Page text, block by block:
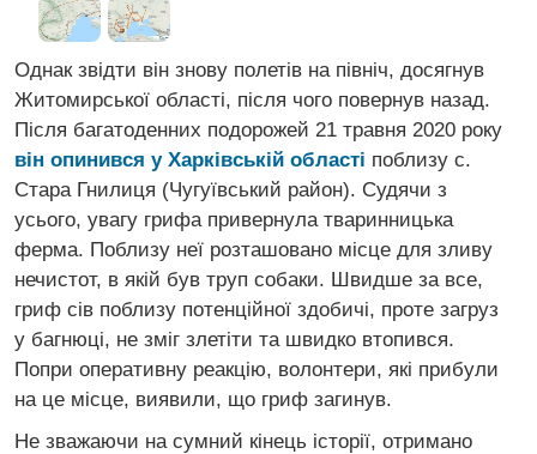
Однак звідти він знову полетів на північ, досягнув
Житомирської області, після чого повернув назад.
Після багатоденних подорожей 21 травня 2020 року
він опинився у Харківській області поблизу с.
Стара Гнилиця (Чугуївський район). Судячи з
усього, увагу грифа привернула тваринницька
ферма. Поблизу неї розташовано місце для зливу
нечистот, в якій був труп собаки. Швидше за все,
гриф сів поблизу потенційної здобичі, проте загруз
у багнюці, не зміг злетіти та швидко втопився.
Попри оперативну реакцію, волонтери, які прибули
на це місце, виявили, що гриф загинув.
Не зважаючи на сумний кінець історії, отримано